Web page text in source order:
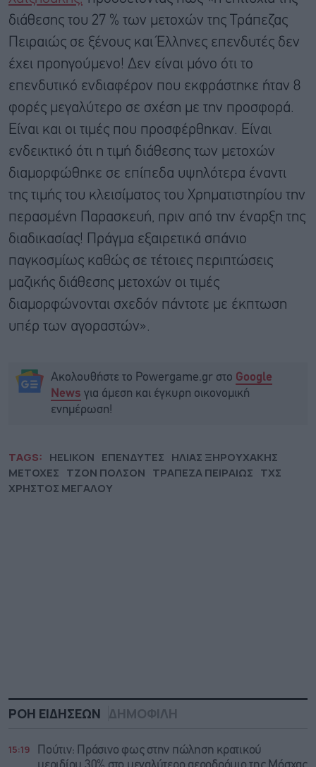
διάθεσης του 27 % των μετοχών της Τράπεζας
Πειραιώς σε ξένους και Έλληνες επενδυτές δεν
έχει προηγούμενο! Δεν είναι μόνο ότι το
επενδυτικό ενδιαφέρον που εκφράστηκε ήταν 8
φορές μεγαλύτερο σε σχέση με την προσφορά.
Είναι και οι τιμές που προσφέρθηκαν. Είναι
ενδεικτικό ότι η τιμή διάθεσης των μετοχών
διαμορφώθηκε σε επίπεδα υψηλότερα έναντι
της τιμής του κλεισίματος του Χρηματιστηρίου την
περασμένη Παρασκευή, πριν από την έναρξη της
διαδικασίας! Πράγμα εξαιρετικά σπάνιο
παγκοσμίως καθώς σε τέτοιες περιπτώσεις
μαζικής διάθεσης μετοχών οι τιμές
διαμορφώνονται σχεδόν πάντοτε με έκπτωση
υπέρ των αγοραστών».
Ακολουθήστε το Powergame.gr στο Google
News για άμεση και έγκυρη οικονομική
ενημέρωση!
TAGS: HELIKON ΕΠΕΝΔΥΤΕΣ ΗΛΙΑΣ ΞΗΡΟΥΧΑΚΗΣ
ΜΕΤΟΧΕΣ ΤΖΟΝ ΠΟΛΣΟΝ ΤΡΑΠΕΖΑ ΠΕΙΡΑΙΩΣ ΤΧΣ
ΧΡΗΣΤΟΣ ΜΕΓΑΛΟΥ
ΡΟΗ ΕΙΔΗΣΕΩΝ ΔΗΜΟΦΙΛΗ
15:19
Πούτιν: Πράσινο φως στην πώληση κρατικού